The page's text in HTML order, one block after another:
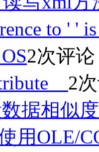
to ' '
2次评论
2
据相似
用OLE/